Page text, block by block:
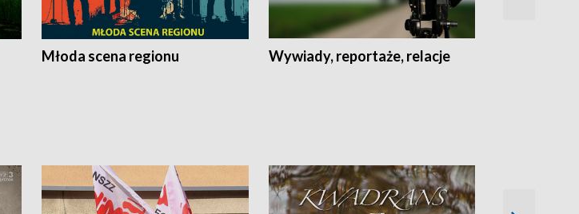
Młoda scena regionu Wywiady, reportaże, relacje